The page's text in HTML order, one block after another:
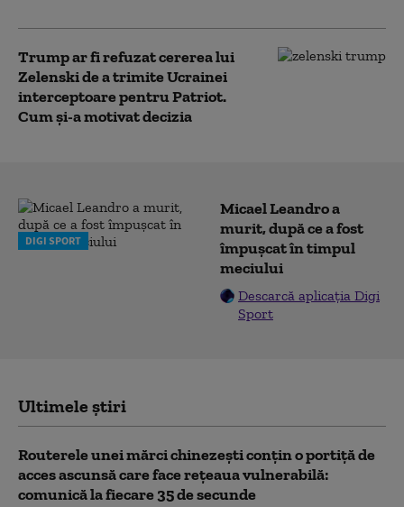
Trump ar fi refuzat cererea lui
Zelenski de a trimite Ucrainei
interceptoare pentru Patriot.
Cum și-a motivat decizia
DIGI SPORT
Micael Leandro a
murit, după ce a fost
împușcat în timpul
meciului
Descarcă aplicația Digi
Sport
Ultimele știri
Routerele unei mărci chinezești conțin o portiță de
acces ascunsă care face rețeaua vulnerabilă:
comunică la fiecare 35 de secunde